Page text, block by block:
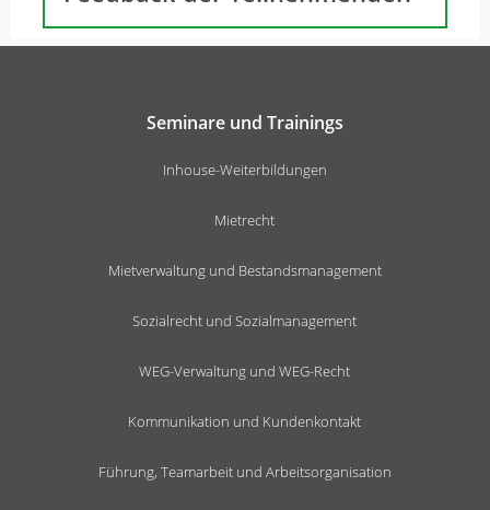
Seminare und Trainings
Inhouse-Weiterbildungen
Mietrecht
Mietverwaltung und Bestandsmanagement
Sozialrecht und Sozialmanagement
WEG-Verwaltung und WEG-Recht
Kommunikation und Kundenkontakt
Führung, Teamarbeit und Arbeitsorganisation